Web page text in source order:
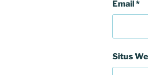
Email*
Situs